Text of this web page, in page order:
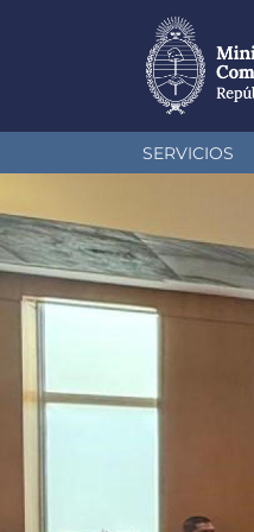
al
principal
SERVICIOS